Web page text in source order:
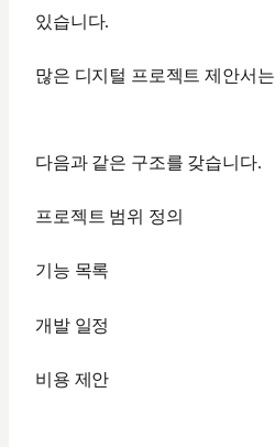
있습니다.
많은 디지털 프로젝트 제안서는
다음과 같은 구조를 갖습니다.
프로젝트 범위 정의
기능 목록
개발 일정
비용 제안